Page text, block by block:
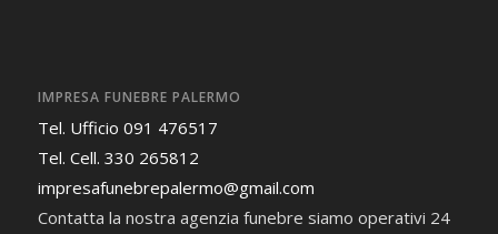
IMPRESA FUNEBRE PALERMO
Tel. Ufficio 091 476517
Tel. Cell. 330 265812
impresafunebrepalermo@gmail.com
Contatta la nostra agenzia funebre siamo operativi 24